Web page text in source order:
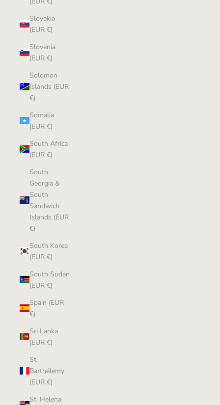
Slovakia
(EUR €)
Slovenia
(EUR €)
Solomon
Islands (EUR
€)
Somalia
(EUR €)
South Africa
(EUR €)
South
Georgia &
South
Sandwich
Islands (EUR
€)
South Korea
(EUR €)
South Sudan
(EUR €)
Spain (EUR
€)
Sri Lanka
(EUR €)
St.
Barthélemy
(EUR €)
St. Helena